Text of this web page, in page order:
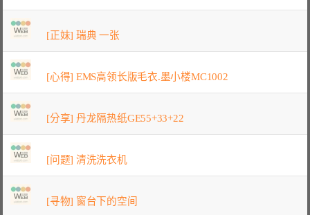
[正妹] 瑞典 一张
[心得] EMS高领长版毛衣.墨小楼MC1002
[分享] 丹龙隔热纸GE55+33+22
[问题] 清洗洗衣机
[寻物] 窗台下的空间